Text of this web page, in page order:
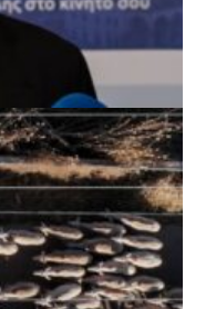
και τη
«Η καλύτερη